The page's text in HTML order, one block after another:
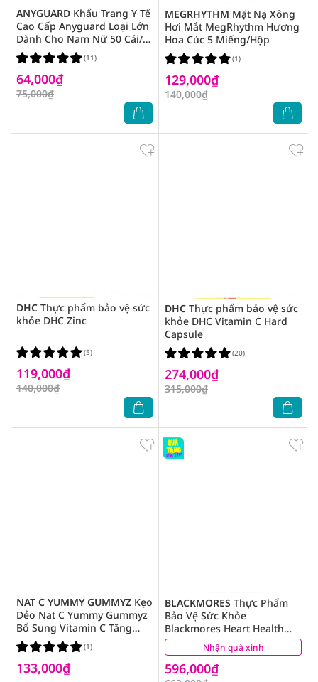
ANYGUARD Khẩu Trang Y Tế
Cao Cấp Anyguard Loại Lớn
Dành Cho Nam Nữ 50 Cái/
Hộp
64,000₫
75,000₫
(11)
MEGRHYTHM Mặt Nạ Xông
Hơi Mắt MegRhythm Hương
Hoa Cúc 5 Miếng/Hộp
129,000₫
140,000₫
(1)
DHC Thực phẩm bảo vệ sức
khỏe DHC Zinc
119,000₫
140,000₫
(5)
DHC Thực phẩm bảo vệ sức
khỏe DHC Vitamin C Hard
Capsule
274,000₫
315,000₫
(20)
NAT C YUMMY GUMMYZ Kẹo
Dẻo Nat C Yummy Gummyz
Bổ Sung Vitamin C Tăng
Cường Sức Đề Kháng
133,000₫
(1) Nhận quà xinh
BLACKMORES Thực Phẩm
Bảo Vệ Sức Khỏe
Blackmores Heart Health
CoQ10 150mg Hỗ Trợ Tim
Mạch 30 Viên
596,000₫
(4)